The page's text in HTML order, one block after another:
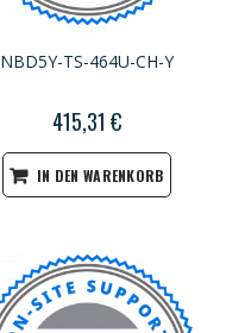
NBD5Y-TS-464U-CH-Y
415,31 €
IN DEN WARENKORB